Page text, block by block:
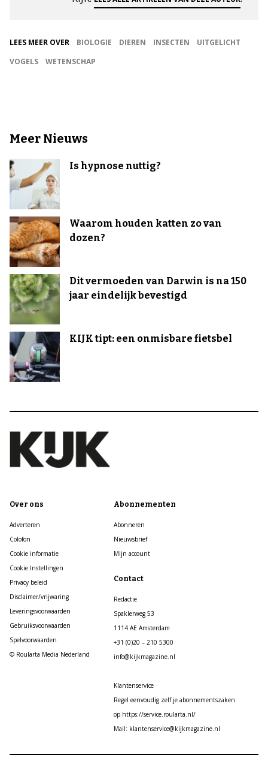
LEES MEER OVER BIOLOGIE DIEREN INSECTEN
UITGELICHT
VOGELS
WETENSCHAP
Meer Nieuws
Is hypnose nuttig?
Waarom houden katten zo van
dozen?
Dit vermoeden van Darwin is na 150
jaar eindelijk bevestigd
KIJK tipt: een onmisbare fietsbel
Over ons
Adverteren
Colofon
Cookie informatie
Cookie Instellingen
Privacy beleid
Disclaimer/vrijwaring
Leveringsvoorwaarden
Gebruiksvoorwaarden
Spelvoorwaarden
© Roularta Media Nederland
Abonnementen
Abonneren
Nieuwsbrief
Mijn account
Contact
Redactie
Spaklerweg 53
1114 AE Amsterdam
+31 (0)20 – 210 5300
info@kijkmagazine.nl
Klantenservice
Regel eenvoudig zelf je abonnementszaken
op https://service.roularta.nl/
Mail: klantenservice@kijkmagazine.nl